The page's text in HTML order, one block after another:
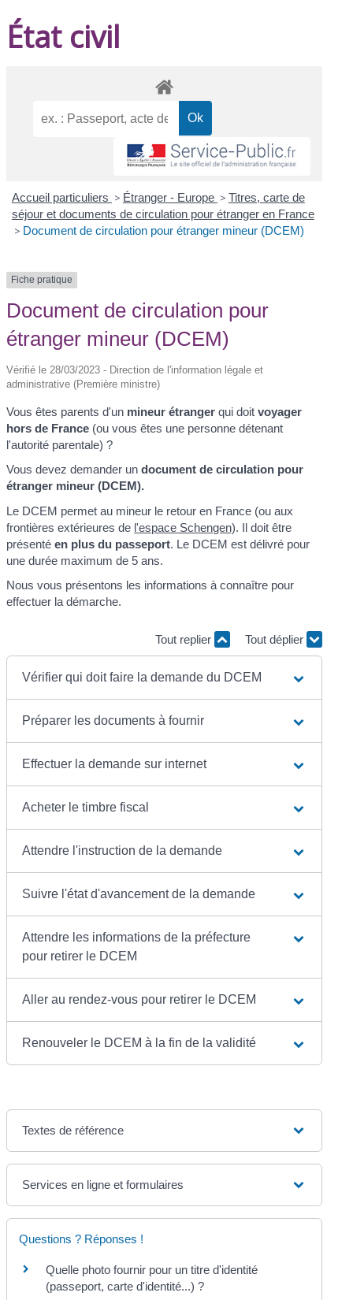
État civil
Accueil particuliers > Étranger - Europe > Titres, carte de
séjour et documents de circulation pour étranger en France
> Document de circulation pour étranger mineur (DCEM)
Fiche pratique
Document de circulation pour
étranger mineur (DCEM)
Vérifié le 28/03/2023 - Direction de l'information légale et
administrative (Première ministre)
Vous êtes parents d'un mineur étranger qui doitvoyager
hors de France (ou vous êtes une personne détenant
l'autorité parentale) ?
Vous devez demander undocument de circulation pour
étranger mineur (DCEM).
Le DCEM permet au mineur le retour en France (ou aux
frontières extérieures de l'espace Schengen). Il doit être
présentéen plus du passeport. Le DCEM est délivré pour
une durée maximum de 5 ans.
Nous vous présentons les informations à connaître pour
effectuer la démarche.
Tout replier Tout déplier
Vérifier qui doit faire la demande du DCEM
Préparer les documents à fournir
Effectuer la demande sur internet
Acheter le timbre fiscal
Attendre l'instruction de la demande
Suivre l'état d'avancement de la demande
Attendre les informations de la préfecture
pour retirer le DCEM
Aller au rendez-vous pour retirer le DCEM
Renouveler le DCEM à la fin de la validité
Textes de référence
Services en ligne et formulaires
Questions ? Réponses !
Quelle photo fournir pour un titre d'identité
(passeport, carte d'identité...) ?